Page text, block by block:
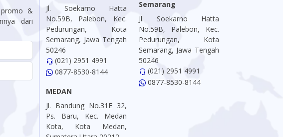
&
dari
Jl. Soekarno Hatta
No.59B, Palebon, Kec.
Pedurungan, Kota
Semarang, Jawa Tengah
50246
(021) 2951 4991
0877-8530-8144
MEDAN
Jl. Bandung No.31E 32,
Ps. Baru, Kec. Medan
Kota, Kota Medan,
Semarang
Jl. Soekarno Hatta
No.59B, Palebon, Kec.
Pedurungan, Kota
Semarang, Jawa Tengah
50246
(021) 2951 4991
0877-8530-8144